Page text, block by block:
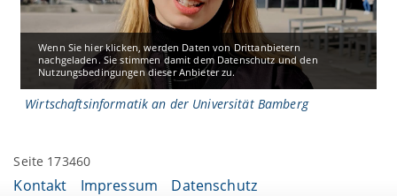
Wenn Sie hier klicken, werden Daten von Drittanbietern
nachgeladen. Sie stimmen damit dem Datenschutz und den
Nutzungsbedingungen dieser Anbieter zu.
Wirtschaftsinformatik an der Universität Bamberg
Seite 173460
Kontakt Impressum Datenschutz